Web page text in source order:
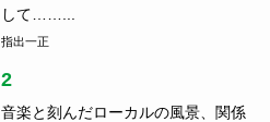
して……...
指出一正
2
音楽と刻んだローカルの風景、関係